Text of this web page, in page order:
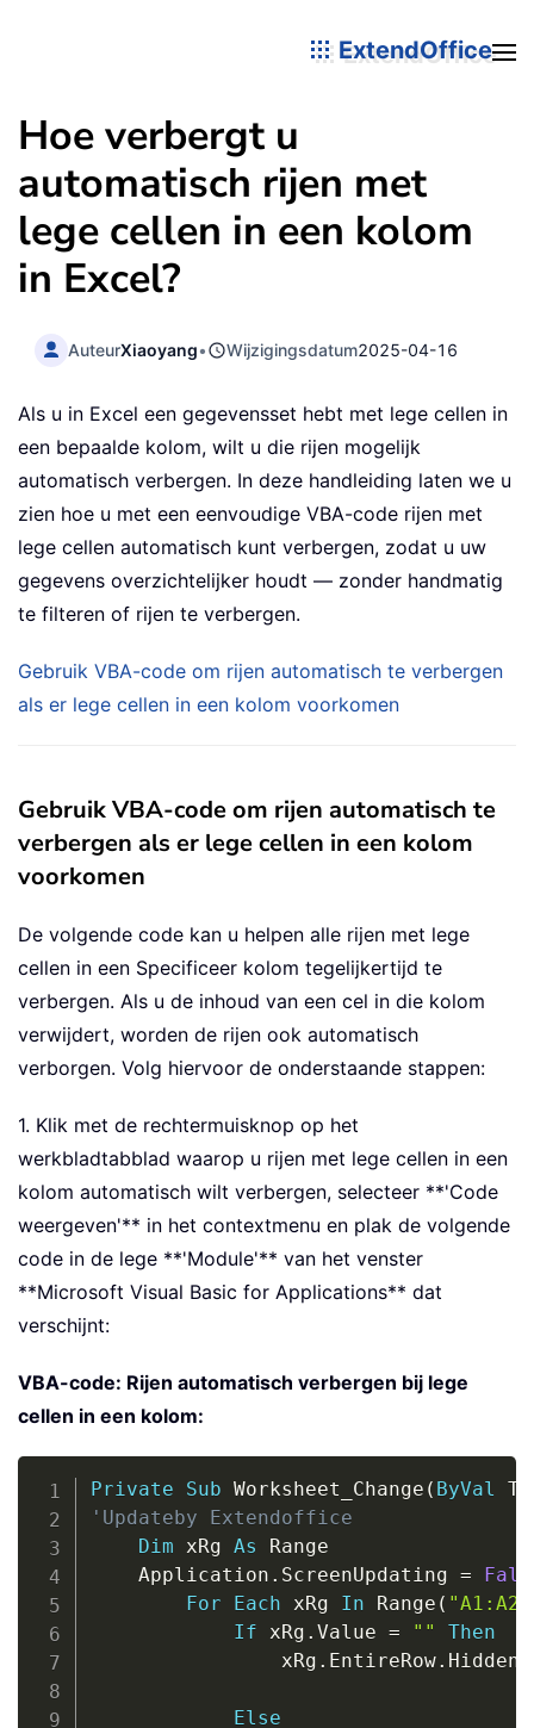
ExtendOffice
Hoe verbergt u
automatisch rijen met
lege cellen in een kolom
in Excel?
AuteurXiaoyang• Wijzigingsdatum2025-04-16
Als u in Excel een gegevensset hebt met lege cellen in
een bepaalde kolom, wilt u die rijen mogelijk
automatisch verbergen. In deze handleiding laten we u
zien hoe u met een eenvoudige VBA-code rijen met
lege cellen automatisch kunt verbergen, zodat u uw
gegevens overzichtelijker houdt — zonder handmatig
te filteren of rijen te verbergen.
Gebruik VBA-code om rijen automatisch te verbergen
als er lege cellen in een kolom voorkomen
Gebruik VBA-code om rijen automatisch te
verbergen als er lege cellen in een kolom
voorkomen
De volgende code kan u helpen alle rijen met lege
cellen in een Specificeer kolom tegelijkertijd te
verbergen. Als u de inhoud van een cel in die kolom
verwijdert, worden de rijen ook automatisch
verborgen. Volg hiervoor de onderstaande stappen:
1. Klik met de rechtermuisknop op het
werkbladtabblad waarop u rijen met lege cellen in een
kolom automatisch wilt verbergen, selecteer **'Code
weergeven'** in het contextmenu en plak de volgende
code in de lege **'Module'** van het venster
**Microsoft Visual Basic for Applications** dat
verschijnt:
VBA-code: Rijen automatisch verbergen bij lege
cellen in een kolom:
Private Sub Worksheet_Change ( ByVal
'Updateby Extendoffice
Dim xRg As Range
    Application
. ScreenUpdating =
For
Each xRg In Range (
If xRg . Value = ""
Then
                xRg
. EntireRow. Hidden
Else
Copy